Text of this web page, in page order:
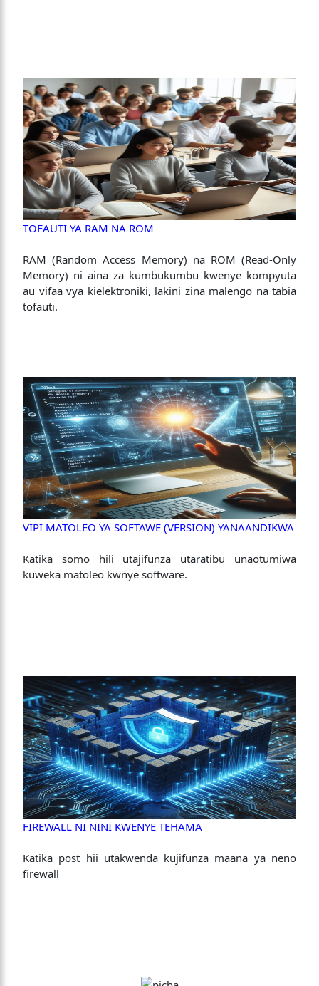
TOFAUTI YA RAM NA ROM
RAM (Random Access Memory) na ROM (Read-Only
Memory) ni aina za kumbukumbu kwenye kompyuta
au vifaa vya kielektroniki, lakini zina malengo na tabia
tofauti.
VIPI MATOLEO YA SOFTAWE (VERSION) YANAANDIKWA
Katika somo hili utajifunza utaratibu unaotumiwa
kuweka matoleo kwnye software.
FIREWALL NI NINI KWENYE TEHAMA
Katika post hii utakwenda kujifunza maana ya neno
firewall